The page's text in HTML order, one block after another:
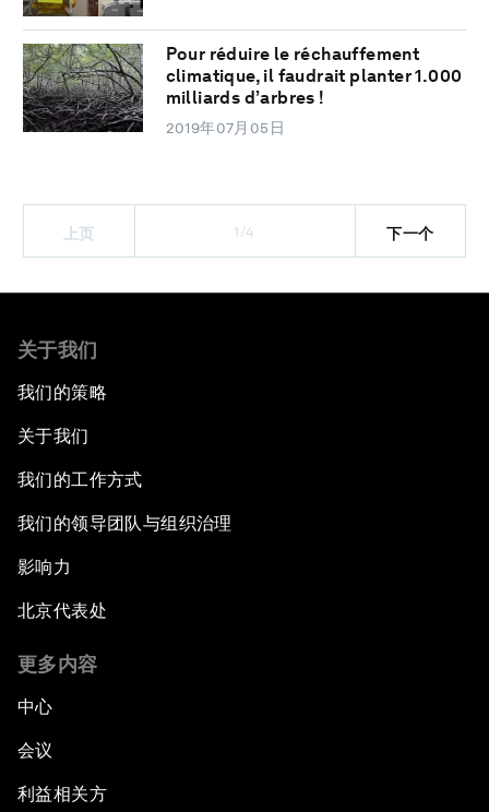
Pour réduire le réchauffement
climatique, il faudrait planter 1.000
milliards d’arbres !
2019年07月05日
上页 1/4 下一个
关于我们
我们的策略
关于我们
我们的工作方式
我们的领导团队与组织治理
影响力
北京代表处
更多内容
中心
会议
利益相关方